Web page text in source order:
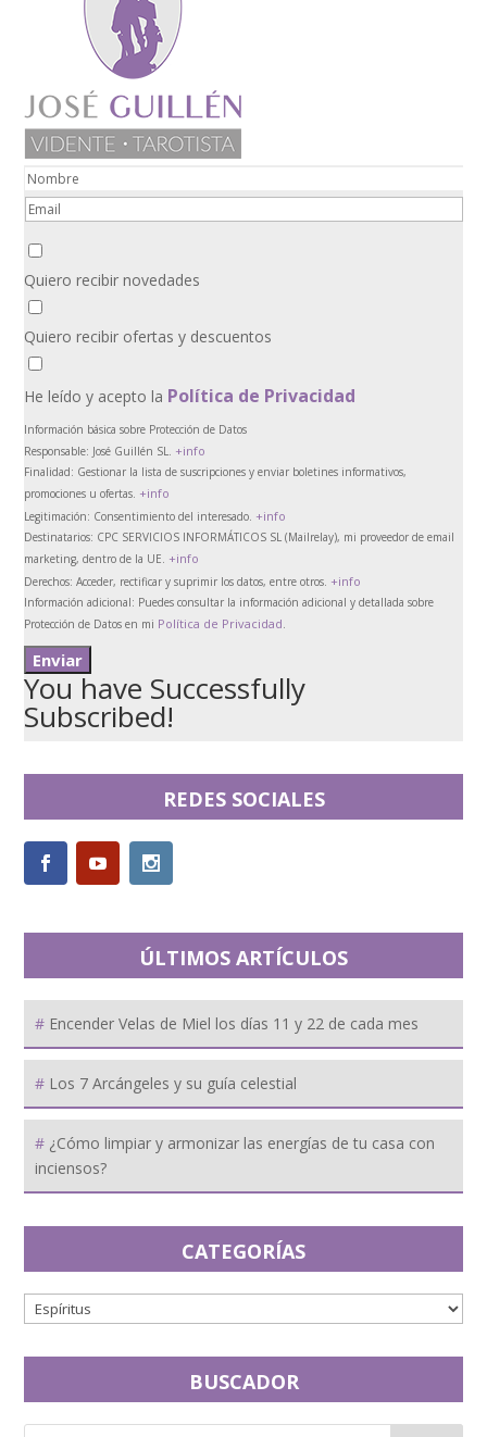
Quiero recibir novedades
Quiero recibir ofertas y descuentos
He leído y acepto la Política de Privacidad
Información básica sobre Protección de Datos
Responsable: José Guillén SL. +info
Finalidad: Gestionar la lista de suscripciones y enviar boletines informativos,
promociones u ofertas. +info
Legitimación: Consentimiento del interesado. +info
Destinatarios: CPC SERVICIOS INFORMÁTICOS SL (Mailrelay), mi proveedor de email
marketing, dentro de la UE. +info
Derechos: Acceder, rectificar y suprimir los datos, entre otros. +info
Información adicional: Puedes consultar la información adicional y detallada sobre
Protección de Datos en mi Política de Privacidad
You have Successfully
Subscribed!
REDES SOCIALES
ÚLTIMOS ARTÍCULOS
Encender Velas de Miel los días 11 y 22 de cada mes
Los 7 Arcángeles y su guía celestial
¿Cómo limpiar y armonizar las energías de tu casa con
inciensos?
CATEGORÍAS
BUSCADOR